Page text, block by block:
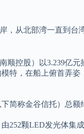
从北部湾一直到台
控股）以3.239亿元
特，在船上俯首弄姿
简称金谷信托）总
252颗LED发光体集